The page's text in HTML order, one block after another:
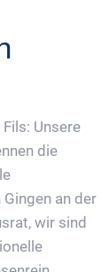
Unsere
die
an der
wir sind